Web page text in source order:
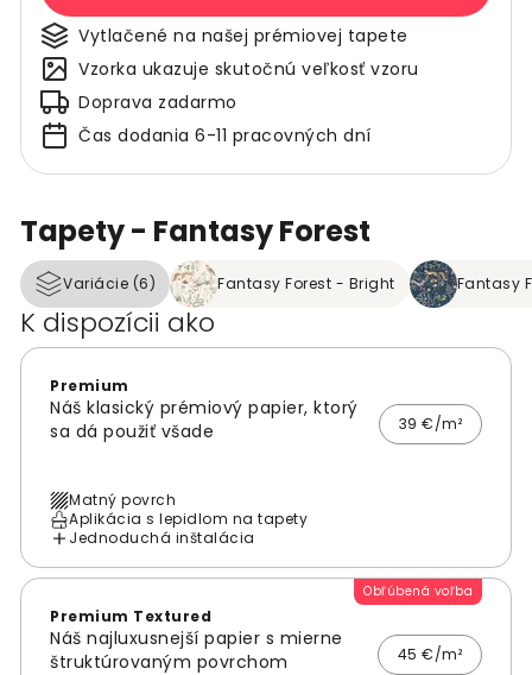
Tapety - Fantasy Forest
Variácie (6) Fantasy Forest - Bright Fantasy
K dispozícii ako
Premium
Náš klasický prémiový papier, ktorý
sa dá použiť všade
39 €/m²
Matný povrch
Aplikácia s lepidlom na tapety
Jednoduchá inštalácia
Obľúbená voľba
Premium Textured
Náš najluxusnejší papier s mierne
štruktúrovaným povrchom
45 €/m²
Vytlačené na našej prémiovej tapete
Vzorka ukazuje skutočnú veľkosť vzoru
Doprava zadarmo
Čas dodania 6-11 pracovných dní